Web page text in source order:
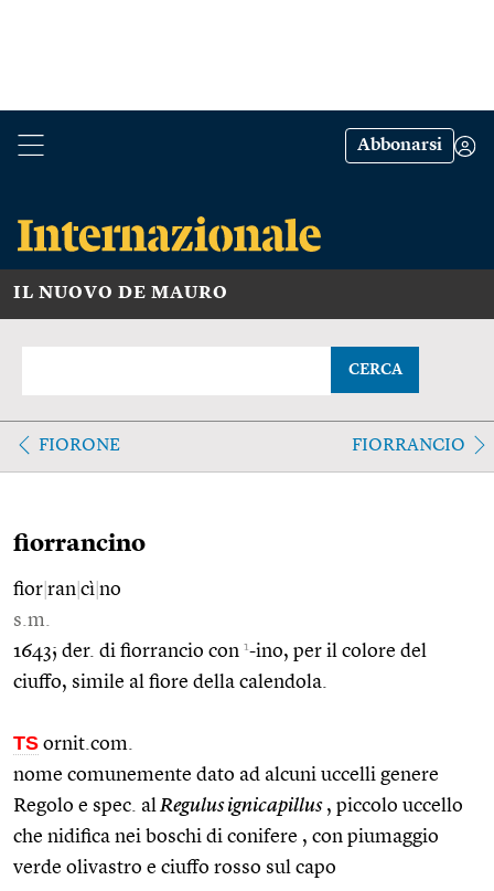
Abbonarsi
IL NUOVO DE MAURO
CERCA
FIORONE FIORRANCIO
fiorrancino
fior ran cì no
s.m.
1643; der. di fiorrancio con 1-ino, per il colore del
ciuffo, simile al fiore della calendola.
TS ornit.com.
nome comunemente dato ad alcuni uccelli genere
Regolo e spec. al Regulus ignicapillus, piccolo uccello
che nidifica nei boschi di conifere , con piumaggio
verde olivastro e ciuffo rosso sul capo